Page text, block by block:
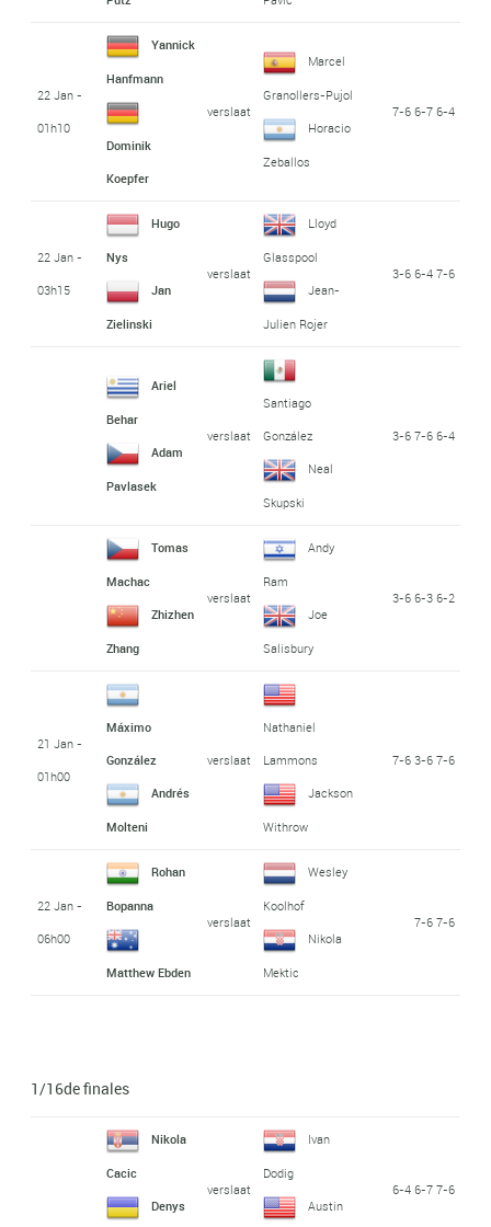
22 Jan -
01h10
Yannick
Hanfmann
Dominik
Koepfer
verslaat
Marcel
Granollers-Pujol
Horacio
Zeballos
7-6 6-7 6-4
22 Jan -
03h15
Hugo
Nys
Jan
Zielinski
verslaat
Lloyd
Glasspool
Jean-
Julien Rojer
3-6 6-4 7-6
Ariel
Behar
Adam
Pavlasek
verslaat
Santiago
González
Neal
Skupski
3-6 7-6 6-4
Tomas
Machac
Zhizhen
Zhang
verslaat
Andy
Ram
Joe
Salisbury
3-6 6-3 6-2
21 Jan -
01h00
Máximo
González
Andrés
Molteni
verslaat
Nathaniel
Lammons
Jackson
Withrow
7-6 3-6 7-6
22 Jan -
06h00
Rohan
Bopanna
Matthew Ebden
verslaat
Wesley
Koolhof
Nikola
Mektic
7-6 7-6
1/16de finales
Nikola
Cacic
Denys
verslaat
Ivan
Dodig
Austin
6-4 6-7 7-6